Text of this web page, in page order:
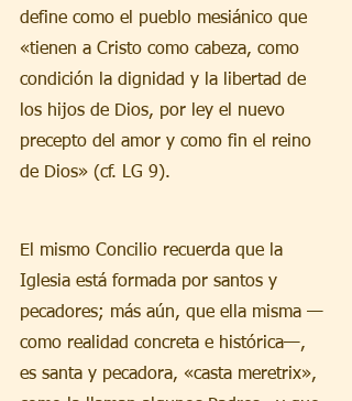
define como el pueblo mesiánico que
«tienen a Cristo como cabeza, como
condición la dignidad y la libertad de
los hijos de Dios, por ley el nuevo
precepto del amor y como fin el reino
de Dios» (cf. LG 9).
El mismo Concilio recuerda que la
Iglesia está formada por santos y
pecadores; más aún, que ella misma —
como realidad concreta e histórica—,
es santa y pecadora, «casta meretrix»,